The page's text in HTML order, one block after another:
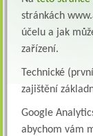
stránkách
účelu a jak
zařízení.
Technické
zajištění
Google
abychom vám